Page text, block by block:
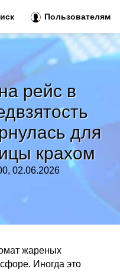
рейс в
для
крахом
02.06.2026
жареных
Иногда это
Пользователям